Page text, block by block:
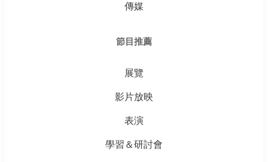
傳媒
節目推薦
展覽
影片放映
表演
學習＆研討會